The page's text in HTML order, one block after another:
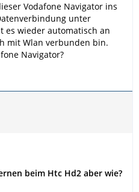
Vodafone Navigator ins
unter
es wieder automatisch an
mit Wlan verbunden bin.
Navigator?
beim Htc Hd2 aber wie?